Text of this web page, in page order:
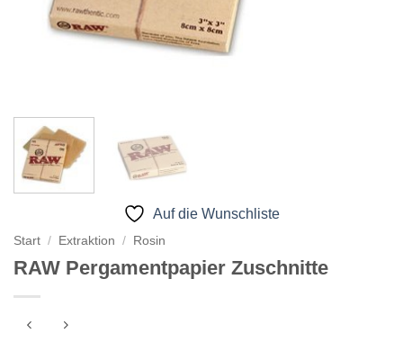
Auf die Wunschliste
Start / Extraktion / Rosin
RAW Pergamentpapier Zuschnitte